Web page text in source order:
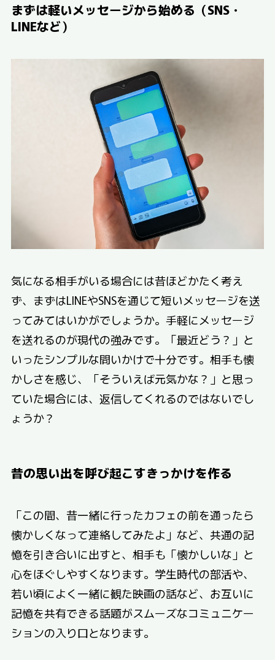
まずは軽いメッセージから始める（SNS・
LINEなど）
気になる相手がいる場合には昔ほどかたく考え
ず、まずはLINEやSNSを通じて短いメッセージを送
ってみてはいかがでしょうか。手軽にメッセージ
を送れるのが現代の強みです。「最近どう？」と
いったシンプルな問いかけで十分です。相手も懐
かしさを感じ、「そういえば元気かな？」と思っ
ていた場合には、返信してくれるのではないでし
ょうか？
昔の思い出を呼び起こすきっかけを作る
「この間、昔一緒に行ったカフェの前を通ったら
懐かしくなって連絡してみたよ」など、共通の記
憶を引き合いに出すと、相手も「懐かしいな」と
心をほぐしやすくなります。学生時代の部活や、
若い頃によく一緒に観た映画の話など、お互いに
記憶を共有できる話題がスムーズなコミュニケー
ションの入り口となります。